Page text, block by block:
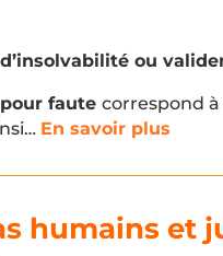
ou
faute correspond
En savoir plus
humains et